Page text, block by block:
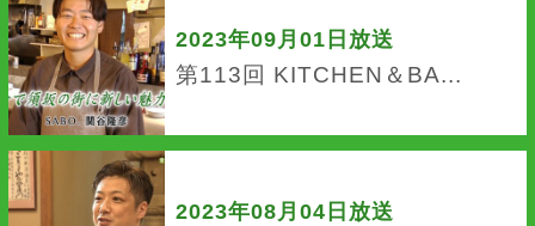
2023年09月01日放送
第113回 KITCHEN＆BA...
2023年08月04日放送